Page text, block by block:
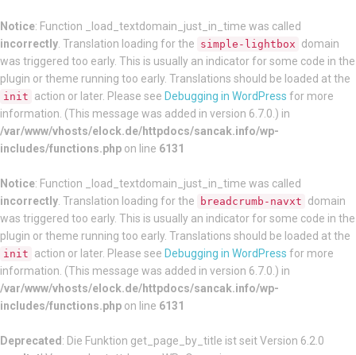
Notice: Function _load_textdomain_just_in_time was called
incorrectly . Translation loading for the simple-lightbox domain
was triggered too early. This is usually an indicator for some code in the
plugin or theme running too early. Translations should be loaded at the
init action or later. Please see Debugging in WordPress for more
information. (This message was added in version 6.7.0.) in
/var/www/vhosts/elock.de/httpdocs/sancak.info/wp-
includes/functions.php on line 6131
Notice: Function _load_textdomain_just_in_time was called
incorrectly . Translation loading for the breadcrumb-navxt domain
was triggered too early. This is usually an indicator for some code in the
plugin or theme running too early. Translations should be loaded at the
init action or later. Please see Debugging in WordPress for more
information. (This message was added in version 6.7.0.) in
/var/www/vhosts/elock.de/httpdocs/sancak.info/wp-
includes/functions.php on line 6131
Deprecated : Die Funktion get_page_by_title ist seit Version 6.2.0